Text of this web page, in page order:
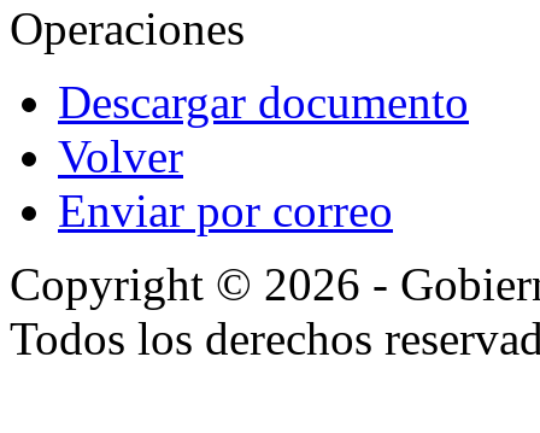
Operaciones
Descargar documento
Volver
Enviar por correo
Copyright © 2026 -
Todos los derechos